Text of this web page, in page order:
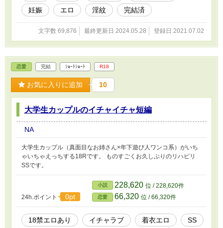
妊娠
エロ 淫紋 完結済
文字数 69,876 最終更新日 2024.05.28 登録日 2021.07.02
恋愛 完結 ｼｮｰﾄｼｮｰﾄ R18
お気に入りに追加 10
大学生カップルのイチャイチャ短編
NA
大学生カップル（真面目なお姉さん×年下遊び人ワンコ系）がいち
ゃいちゃえっちする18Rです。 ものすごくお久しぶりのリハビリ
SSです。
24h.ポイント 0pt
小説 228,620 位 / 228,620件
恋愛 66,320 位 / 66,320件
18禁エロあり イチャラブ 着衣エロ SS